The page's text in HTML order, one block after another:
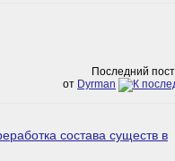
Последний
от Dyrman
состава существ в